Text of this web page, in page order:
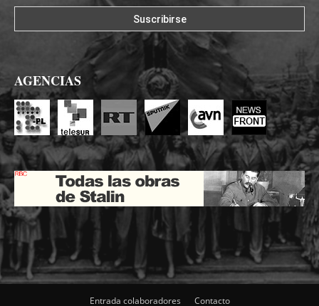
AGENCIAS
Entrada colaboradores Contacto